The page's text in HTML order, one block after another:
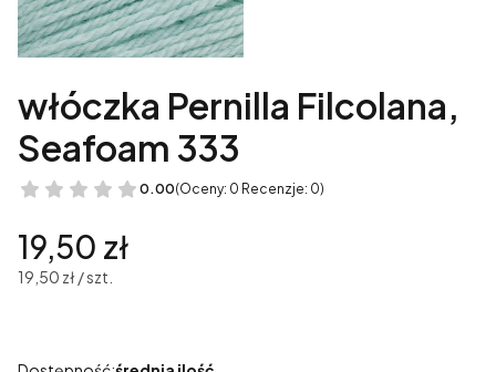
włóczka Pernilla Filcolana,
Seafoam 333
0.00(Oceny: 0 Recenzje: 0)
Cena
19,50 zł
19,50 zł / szt.